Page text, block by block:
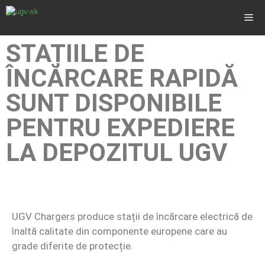
STAȚIILE DE
ÎNCĂRCARE RAPIDĂ
SUNT DISPONIBILE
PENTRU EXPEDIERE
LA DEPOZITUL UGV
UGV Chargers produce stații de încărcare electrică de
înaltă calitate din componente europene care au
grade diferite de protecție.